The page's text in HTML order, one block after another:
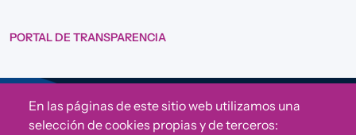
PORTAL DE TRANSPARENCIA
Sigue a Comunidad CONVIVE
En las páginas de este sitio web utilizamos una
selección de cookies propias y de terceros: